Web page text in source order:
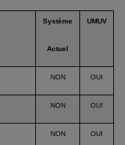
Système
Actuel
UMUV
NON OUI
NON OUI
NON OUI